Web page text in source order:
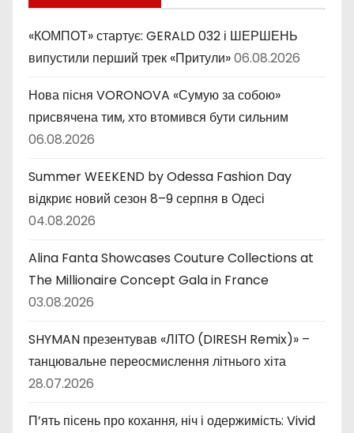
к
и
«КОМПОТ» стартує: GERALD 032 і ШЕРШЕНЬ
випустили перший трек «Притули»06.08.2026
Нова пісня VORONOVA «Сумую за собою»
присвячена тим, хто втомився бути сильним
06.08.2026
Summer WEEKEND by Odessa Fashion Day
відкриє новий сезон 8–9 серпня в Одесі
04.08.2026
Alina Fanta Showcases Couture Collections at
The Millionaire Concept Gala in France
03.08.2026
SHYMAN презентував «ЛІТО (DIRESH Remix)» –
танцювальне переосмислення літнього хіта
28.07.2026
П’ять пісень про кохання, ніч і одержимість: Vivid